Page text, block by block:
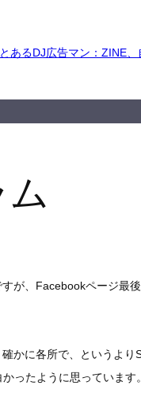
が、Facebookページ最後
かに各所で、というより
ったように思っています